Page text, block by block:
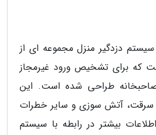
سیستم دزدگیر منزل مجموعه ای از
که برای تشخیص ورود غیرمجاز
طراحی شده است. این
سرقت، آتش سوزی و سایر خطرات
بیشتر در رابطه با سیستم